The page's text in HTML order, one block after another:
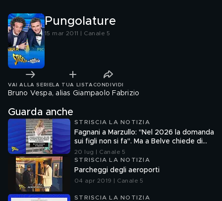
Pungolature
15 mar 2011 | Canale 5
VAI ALLA SERIE LA TUA LISTA CONDIVIDI
Bruno Vespa, alias Giampaolo Fabrizio
Guarda anche
STRISCIA LA NOTIZIA
Fagnani a Marzullo: "Nel 2026 la domanda
sui figli non si fa". Ma a Belve chiede di
aborto e maternità
20 lug | Canale 5
STRISCIA LA NOTIZIA
Parcheggi degli aeroporti
04 apr 2019 | Canale 5
STRISCIA LA NOTIZIA